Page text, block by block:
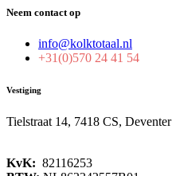
Neem contact op
info@kolktotaal.nl
+31(0)570 24 41 54
Vestiging
Tielstraat 14, 7418 CS, Deventer
KvK: 82116253